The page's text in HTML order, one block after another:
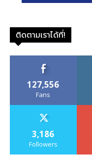
ติดตามเราได้ที่!
127,556
Fans
3,186
Followers